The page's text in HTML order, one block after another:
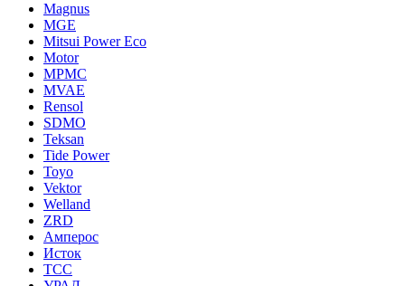
Magnus
MGE
Mitsui Power Eco
Motor
MPMC
MVAE
Rensol
SDMO
Teksan
Tide Power
Toyo
Vektor
Welland
ZRD
Амперос
Исток
ТСС